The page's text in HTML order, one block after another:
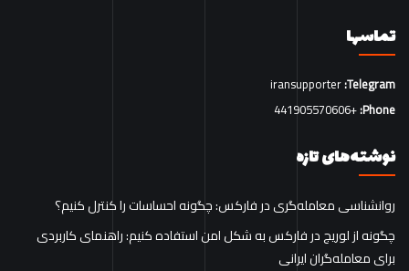
تماسها
Telegram:
iransupporter
Phone:
+441905570606
نوشته‌های تازه
روانشناسی معامله‌گری در فارکس: چگونه احساسات را کنترل کنیم؟
چگونه از لوریج در فارکس به شکل امن استفاده کنیم: راهنمای کاربردی
برای معامله‌گران ایرانی